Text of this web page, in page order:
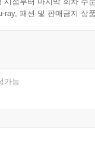
ray, 패션 및 판매금지 상
가능